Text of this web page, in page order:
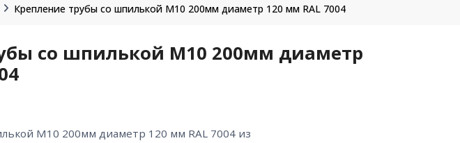
Крепление трубы со шпилькой М10 200мм диаметр 120 мм RAL 7004
со шпилькой М10 200мм диаметр